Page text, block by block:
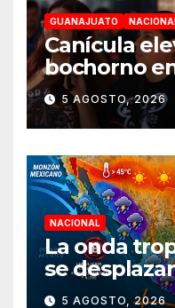
GUANAJUATO
Canícula
bochorno
durante
5 AGOSTO, 2026
NACIONAL
La onda
se
territorio
5 AGOSTO, 2026